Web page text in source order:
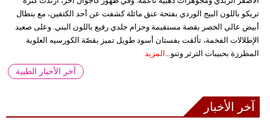
تريكو باللون البيج الوردي بفتحة عنق مائلة كشفت عن أحد الكتفين، مع بنطال
أبيض عالي الخصر بقصة مستقيمة وحزام جلدي رفيع باللون البني. وعلى صعيد
الإطلالات الفخمة، تألقت بفستان أسود طويل تميز بقصّة الكورسيه العلوية
المطرزة بحبيبات الترتر وتنو... المزيد
آخر الأخبار الطبية
آخر الأخبار